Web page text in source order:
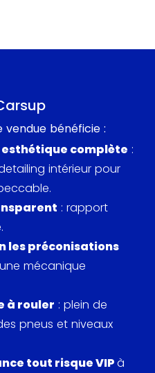
en Hongrie,
qui utilisaient des
éléments stylistiques
Brake de 2014.
et Freeman Thomas,
intégrées
à jour avec 306 chevaux
produite jusqu’en
lignée TT après 662 762
se tourne pour Audi,
vendue bénéficie :
complète :
intérieur pour
: rapport
les préconisations
mécanique
à rouler : plein de
pneus et niveaux
tout risque VIPà